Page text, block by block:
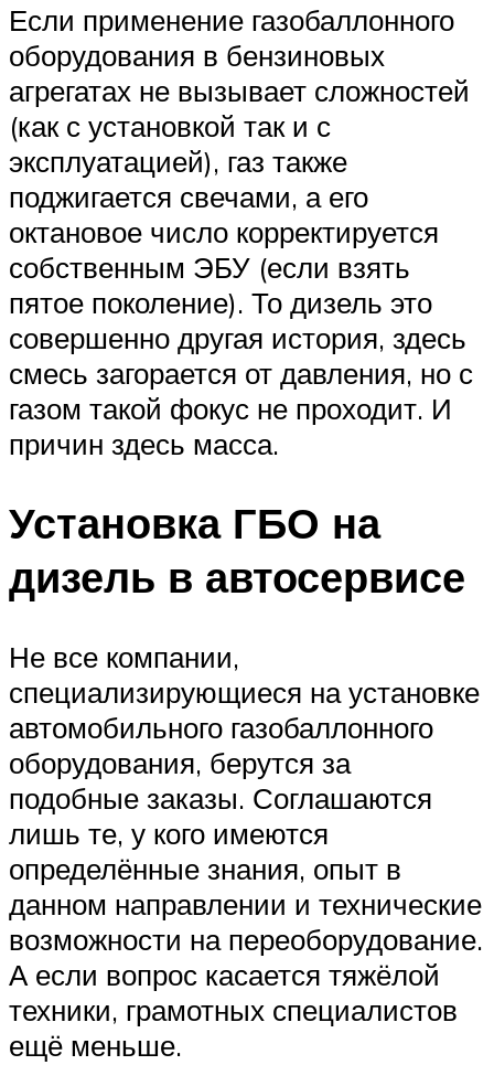
Если применение газобаллонного
оборудования в бензиновых
агрегатах не вызывает сложностей
(как с установкой так и с
эксплуатацией), газ также
поджигается свечами, а его
октановое число корректируется
собственным ЭБУ (если взять
пятое поколение). То дизель это
совершенно другая история, здесь
смесь загорается от давления, но с
газом такой фокус не проходит. И
причин здесь масса.
Установка ГБО на
дизель в автосервисе
Не все компании,
специализирующиеся на установке
автомобильного газобаллонного
оборудования, берутся за
подобные заказы. Соглашаются
лишь те, у кого имеются
определённые знания, опыт в
данном направлении и технические
возможности на переоборудование.
А если вопрос касается тяжёлой
техники, грамотных специалистов
ещё меньше.